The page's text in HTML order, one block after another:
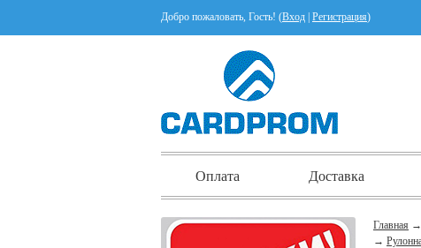
Добро пожаловать, Гость! (Вход Регистрация)
Оплата Доставка
Главная →
→